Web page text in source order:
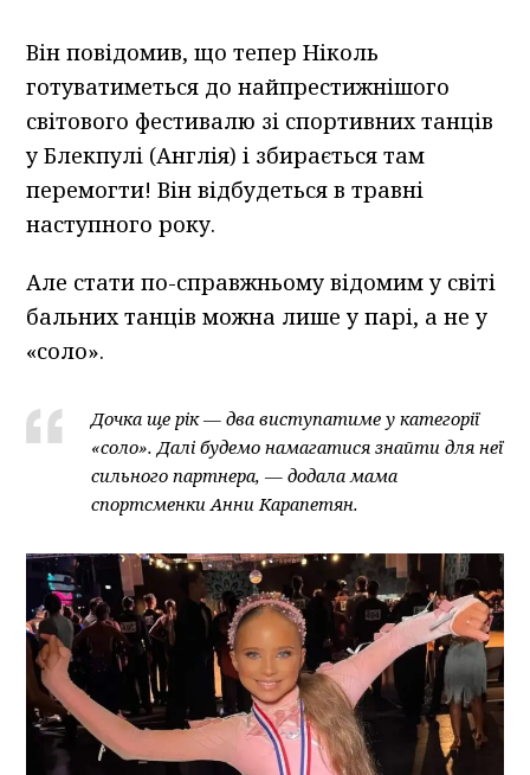
Він повідомив, що тепер Ніколь
готуватиметься до найпрестижнішого
світового фестивалю зі спортивних танців
у Блекпулі (Англія) і збирається там
перемогти! Він відбудеться в травні
наступного року.
Але стати по-справжньому відомим у світі
бальних танців можна лише у парі, а не у
«соло».
Дочка ще рік — два виступатиме у категорії
«соло». Далі будемо намагатися знайти для неї
сильного партнера, — додала мама
спортсменки Анни Карапетян.